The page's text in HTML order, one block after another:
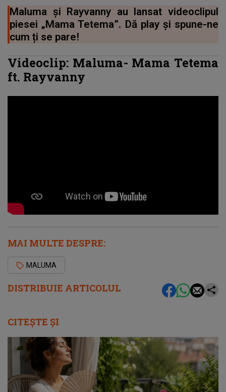
DISTRIBUIE ARTICOLUL
Maluma și Rayvanny au lansat videoclipul
piesei „Mama Tetema”. Dă play și spune-ne
cum ți se pare!
Videoclip: Maluma- Mama Tetema
ft. Rayvanny
MAI MULTE DESPRE:
MALUMA
CITEȘTE ȘI